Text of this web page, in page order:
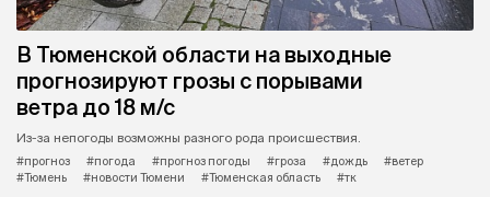
В Тюменской области на выходные
прогнозируют грозы с порывами
ветра до 18 м/с
Из-за непогоды возможны разного рода происшествия.
#прогноз
#погода #прогноз погоды #гроза #дождь
#ветер
#Тюмень
#новости Тюмени #Тюменская область #тк